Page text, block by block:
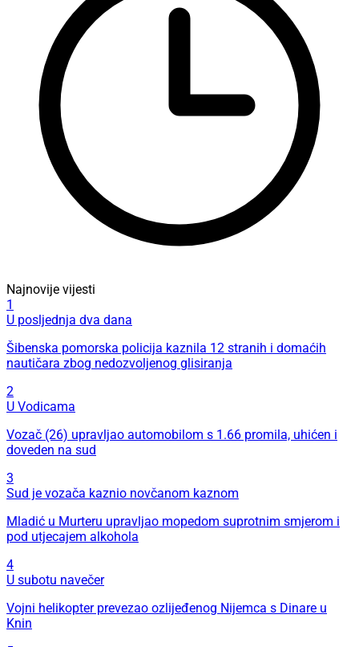
Najnovije vijesti
1
U posljednja dva dana
Šibenska pomorska policija kaznila 12 stranih i domaćih
nautičara zbog nedozvoljenog glisiranja
2
U Vodicama
Vozač (26) upravljao automobilom s 1.66 promila, uhićen i
doveden na sud
3
Sud je vozača kaznio novčanom kaznom
Mladić u Murteru upravljao mopedom suprotnim smjerom i
pod utjecajem alkohola
4
U subotu navečer
Vojni helikopter prevezao ozlijeđenog Nijemca s Dinare u
Knin